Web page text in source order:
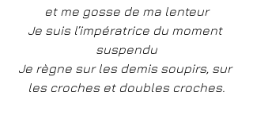
et me gosse de ma lenteur
Je suis l’impératrice du moment
suspendu
Je règne sur les demis soupirs, sur
les croches et doubles croches.